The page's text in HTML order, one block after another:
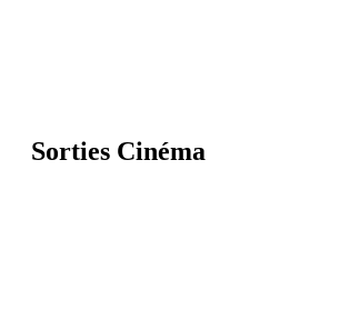
Sorties Cinéma